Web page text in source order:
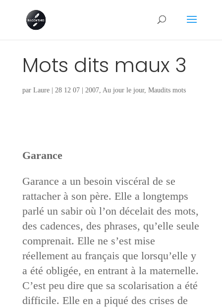
Mots dits maux 3
par Laure| 28 12 07| 2007, Au jour le jour, Maudits mots
Garance
Garance a un besoin viscéral de se
rattacher à son père. Elle a longtemps
parlé un sabir où l’on décelait des mots,
des cadences, des phrases, qu’elle seule
comprenait. Elle ne s’est mise
réellement au français que lorsqu’elle y
a été obligée, en entrant à la maternelle.
C’est peu dire que sa scolarisation a été
difficile. Elle en a piqué des crises de